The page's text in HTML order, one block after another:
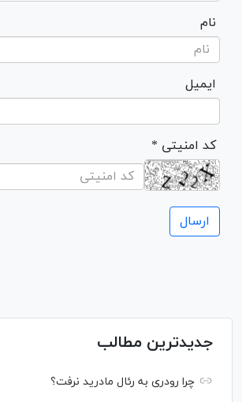
نام
ایمیل
* کد امنیتی
جدیدترین مطالب
چرا رودری به رئال مادرید نرفت؟